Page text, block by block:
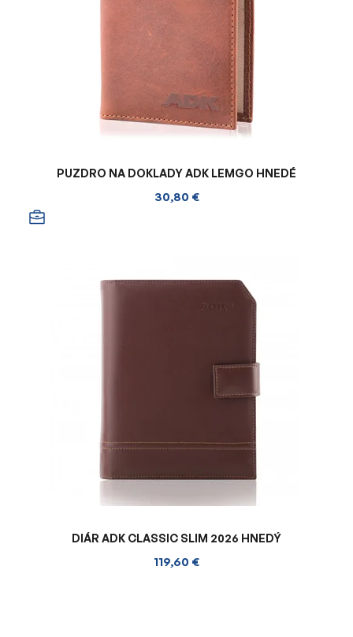
PUZDRO NA DOKLADY ADK LEMGO HNEDÉ
30,80 €
DIÁR ADK CLASSIC SLIM 2026 HNEDÝ
119,60 €